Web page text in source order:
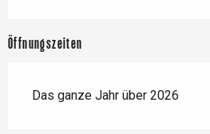
Öffnungszeiten
Das ganze Jahr über 2026